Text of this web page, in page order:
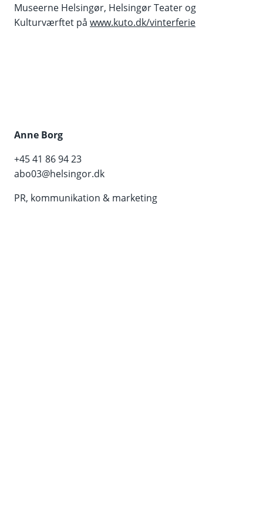
Museerne Helsingør, Helsingør Teater og
Kulturværftet på www.kuto.dk/vinterferie
Anne Borg
+45 41 86 94 23
abo03@helsingor.dk
PR, kommunikation & marketing